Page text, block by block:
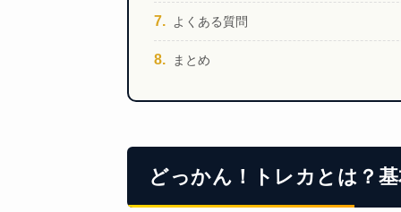
よくある質問
まとめ
どっかん！トレカとは？